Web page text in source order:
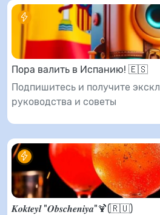
Пора валить в Испанию! 🇪🇸
Подпишитесь и получите
руководства и советы
𝑲𝒐𝒌𝒕𝒆𝒚𝒍 "𝑶𝒃𝒔𝒄𝒉𝒆𝒏𝒊𝒚𝒂"🍹(🇷🇺)